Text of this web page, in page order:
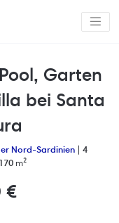
Garten
bei Santa
Nord-Sardinien| 4
170 m²
€